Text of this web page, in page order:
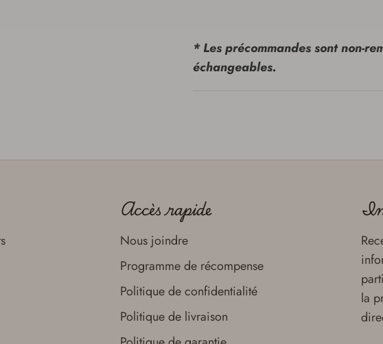
* Les précommandes sont non-
échangeables.
Accès rapide
Nous joindre
Programme de récompense
Politique de confidentialité
Politique de livraison
la